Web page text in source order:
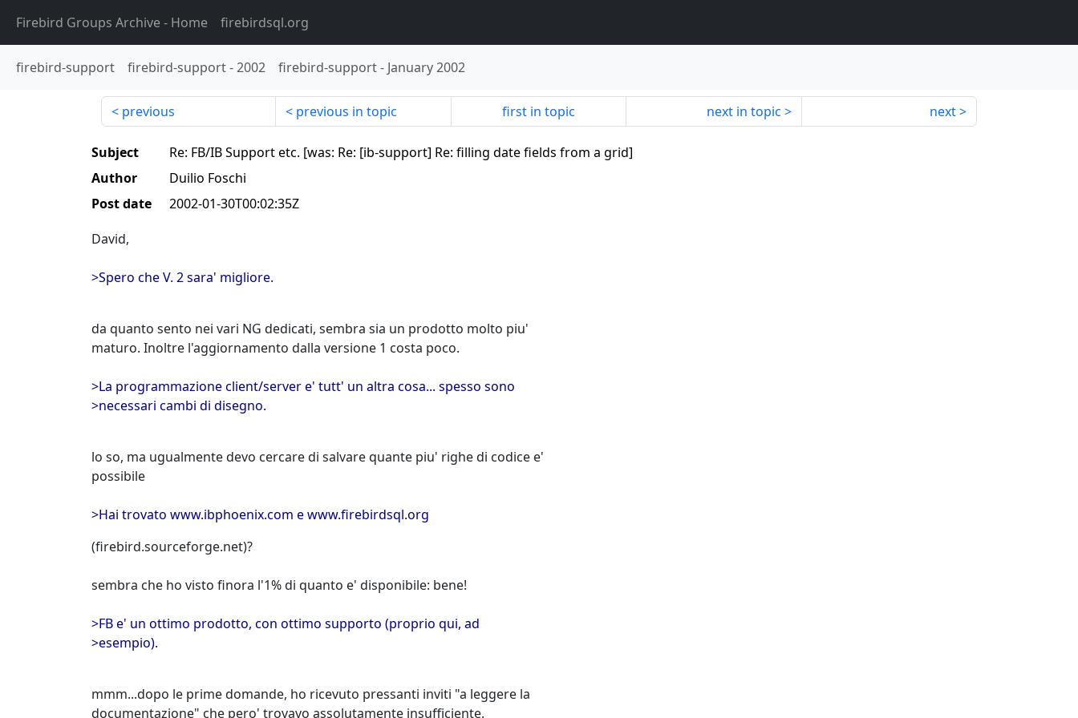
Firebird Groups Archive- Home firebirdsql.org
firebird-support firebird-support-2002 firebird-support- January 2002
previous previous in topic first in topic next in topic next
Subject
Re: FB/IB Support etc. [was: Re: [ib-support] Re: filling date fields from a grid]
Author
Duilio Foschi
Post date
2002-01-30T00:02:35Z
David,
>Spero che V. 2 sara' migliore.
da quanto sento nei vari NG dedicati, sembra sia un prodotto molto piu'
maturo. Inoltre l'aggiornamento dalla versione 1 costa poco.
>La programmazione client/server e' tutt' un altra cosa... spesso sono
>necessari cambi di disegno.
lo so, ma ugualmente devo cercare di salvare quante piu' righe di codice e'
possibile
>Hai trovato www.ibphoenix.com e www.firebirdsql.org
(firebird.sourceforge.net)?
sembra che ho visto finora l'1% di quanto e' disponibile: bene!
>FB e' un ottimo prodotto, con ottimo supporto (proprio qui, ad
>esempio).
mmm...dopo le prime domande, ho ricevuto pressanti inviti "a leggere la
documentazione" che pero' trovavo assolutamente insufficiente.